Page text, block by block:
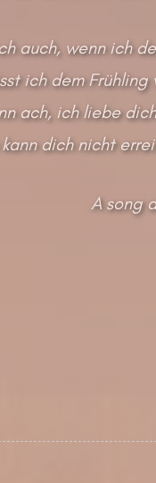
auch, wenn ich
ich dem Frühling
ach, ich liebe
kann dich nicht
A song